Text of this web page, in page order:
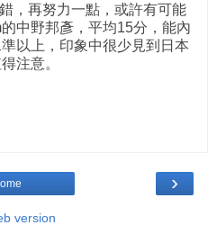
，再努力一點，或許有可能
中野邦彥，平均15分，能內
以上，印象中很少見到日本
注意。
›
version